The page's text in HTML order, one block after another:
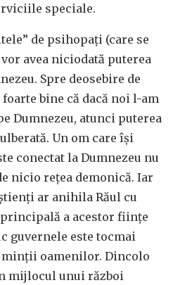
speciale.
de psihopați (care se
avea niciodată puterea
Spre deosebire de
bine că dacă noi l-am
Dumnezeu, atunci puterea
Un om care își
conectat la Dumnezeu nu
nicio rețea demonică. Iar
ar anihila Răul cu
a acestor ființe
guvernele este tocmai
oamenilor. Dincolo
mijlocul unui război